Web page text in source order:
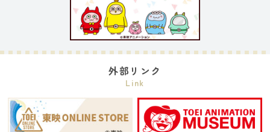
外部リンク
Link